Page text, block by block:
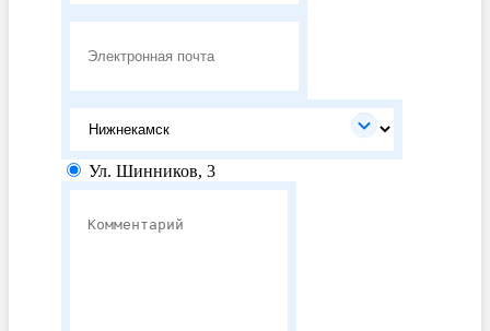
Ул. Шинников, 3